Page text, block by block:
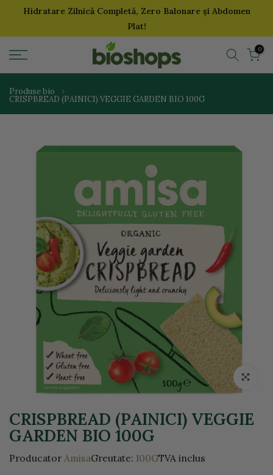
SariHidratare Zilnică Completă, Zero Balonare și Abdomen
Plat!
0
Produse bio
CRISPBREAD (PAINICI) VEGGIE GARDEN BIO 100G
Click
CRISPBREAD (PAINICI) VEGGIE
GARDEN BIO 100G
Producator AmisaGreutate: 100GTVA inclus